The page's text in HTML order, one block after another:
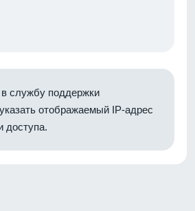
службу поддержки
отображаемый IP-адрес
доступа.